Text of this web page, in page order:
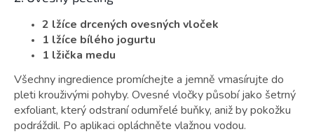
2 lžíce drcených ovesných vloček
1 lžíce bílého jogurtu
1 lžička medu
Všechny ingredience promíchejte a jemně vmasírujte do
pleti krouživými pohyby. Ovesné vločky působí jako šetrný
exfoliant, který odstraní odumřelé buňky, aniž by pokožku
podráždil. Po aplikaci opláchněte vlažnou vodou.